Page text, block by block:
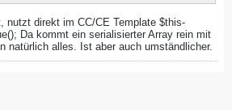
nutzt direkt im CC/CE Template $this-
Da kommt ein serialisierter Array rein mit
natürlich alles. Ist aber auch umständlicher.